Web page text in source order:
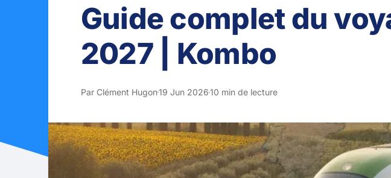
Guide complet du
2027 | Kombo
Par Clément Hugon19 Jun 202610 min de lecture